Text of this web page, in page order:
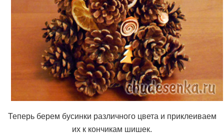
Теперь берем бусинки различного цвета и приклеиваем
их к кончикам шишек.